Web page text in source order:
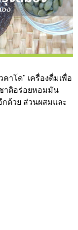
าโด" เครื่องดื่มเพื่อ
าติอร่อยหอมมัน
กด้วย ส่วนผสมและ